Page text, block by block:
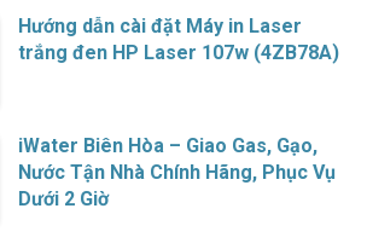
Hướng dẫn cài đặt Máy in Laser
trắng đen HP Laser 107w (4ZB78A)
iWater Biên Hòa – Giao Gas, Gạo,
Nước Tận Nhà Chính Hãng, Phục Vụ
Dưới 2 Giờ